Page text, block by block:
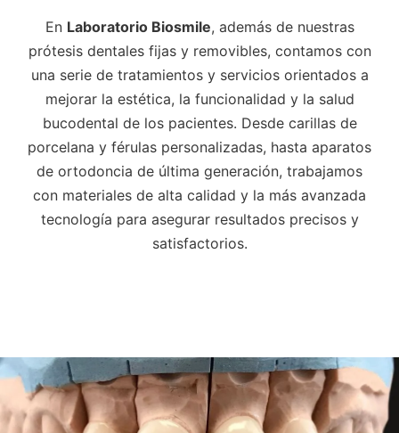
En Laboratorio Biosmile, además de nuestras
prótesis dentales fijas y removibles, contamos con
una serie de tratamientos y servicios orientados a
mejorar la estética, la funcionalidad y la salud
bucodental de los pacientes. Desde carillas de
porcelana y férulas personalizadas, hasta aparatos
de ortodoncia de última generación, trabajamos
con materiales de alta calidad y la más avanzada
tecnología para asegurar resultados precisos y
satisfactorios.